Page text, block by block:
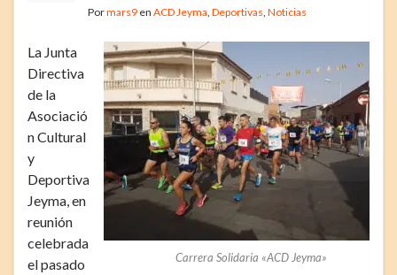
Pormars9 en ACD Jeyma Deportivas Noticias
Carrera Solidaria «ACD Jeyma»
La Junta
Directiva
de la
Asociació
n Cultural
y
Deportiva
Jeyma, en
reunión
celebrada
el pasado